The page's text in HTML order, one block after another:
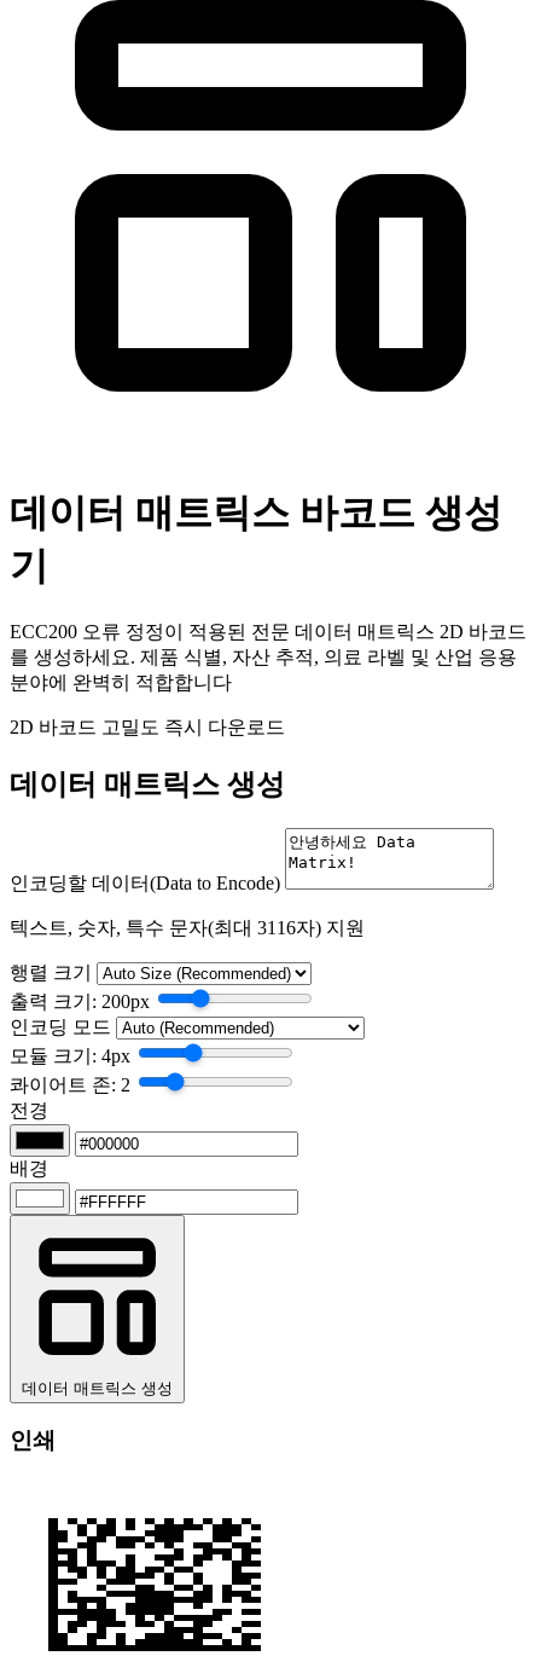
데이터 매트릭스 바코드 생성
기
ECC200 오류 정정이 적용된 전문 데이터 매트릭스 2D 바코드
를 생성하세요. 제품 식별, 자산 추적, 의료 라벨 및 산업 응용
분야에 완벽히 적합합니다
2D 바코드 고밀도 즉시 다운로드
데이터 매트릭스 생성
인코딩할 데이터(Data to Encode)
텍스트, 숫자, 특수 문자(최대 3116자) 지원
행렬 크기
출력 크기: 200px
인코딩 모드
모듈 크기: 4px
콰이어트 존: 2
전경
배경
데이터 매트릭스 생성
인쇄